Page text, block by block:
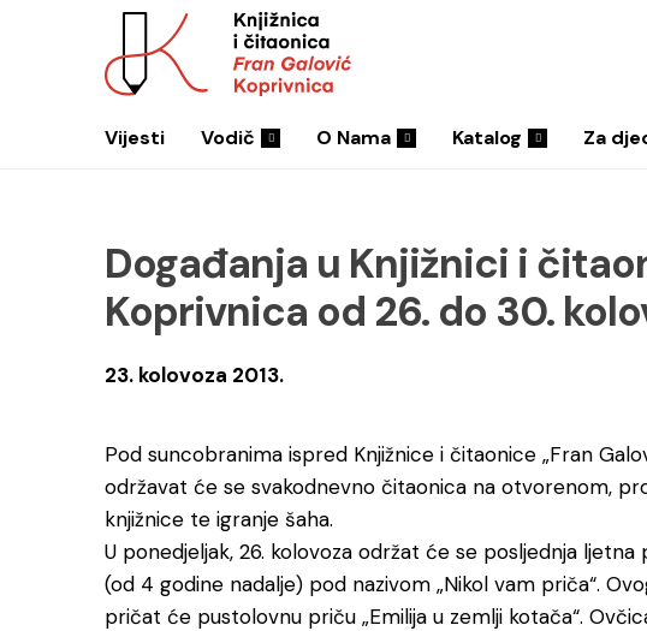
Vijesti Vodič O Nama Katalog Za
Događanja u Knjižnici i
Koprivnica od 26. do 30.
23. kolovoza 2013.
Pod suncobranima ispred Knjižnice i čitaonice „Fran
održavat će se svakodnevno čitaonica na otvorenom,
knjižnice te igranje šaha.
U ponedjeljak, 26. kolovoza održat će se posljednja
(od 4 godine nadalje) pod nazivom „Nikol vam priča“.
pričat će pustolovnu priču „Emilija u zemlji kotača“.